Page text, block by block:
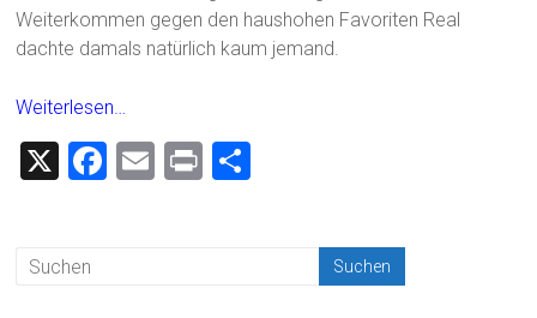
Weiterkommen gegen den haushohen Favoriten Real
dachte damals natürlich kaum jemand.
Weiterlesen…
X
F
E
Pr